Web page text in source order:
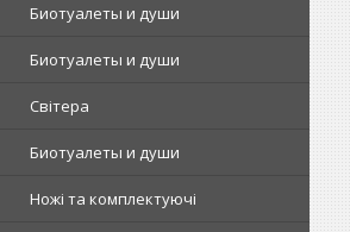
Биотуалеты и души
Биотуалеты и души
Світера
Биотуалеты и души
Ножі та комплектуючі